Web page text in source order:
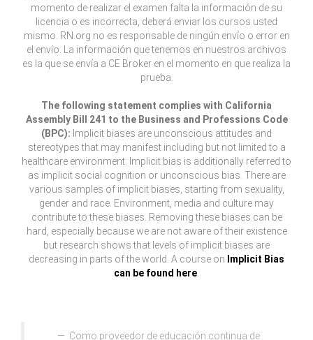
momento de realizar el examen falta la información de su
licencia o es incorrecta, deberá enviar los cursos usted
mismo. RN.org no es responsable de ningún envío o error en
el envío. La información que tenemos en nuestros archivos
es la que se envía a CE Broker en el momento en que realiza la
prueba.
The following statement complies with California
Assembly Bill 241 to the Business and Professions Code
(BPC): Implicit biases are unconscious attitudes and
stereotypes that may manifest including but not limited to a
healthcare environment. Implicit bias is additionally referred to
as implicit social cognition or unconscious bias. There are
various samples of implicit biases, starting from sexuality,
gender and race. Environment, media and culture may
contribute to these biases. Removing these biases can be
hard, especially because we are not aware of their existence
but research shows that levels of implicit biases are
decreasing in parts of the world. A course on Implicit Bias
can be found here
Como proveedor de educación continua de